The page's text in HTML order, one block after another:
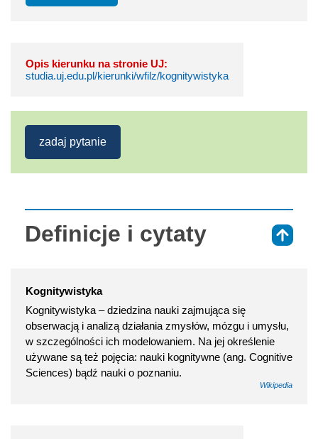
Opis kierunku na stronie UJ:
studia.uj.edu.pl/kierunki/wfilz/kognitywistyka
zadaj pytanie
Definicje i cytaty
Kognitywistyka
Kognitywistyka – dziedzina nauki zajmująca się
obserwacją i analizą działania zmysłów, mózgu i umysłu,
w szczególności ich modelowaniem. Na jej określenie
używane są też pojęcia: nauki kognitywne (ang. Cognitive
Sciences) bądź nauki o poznaniu.
Wikipedia